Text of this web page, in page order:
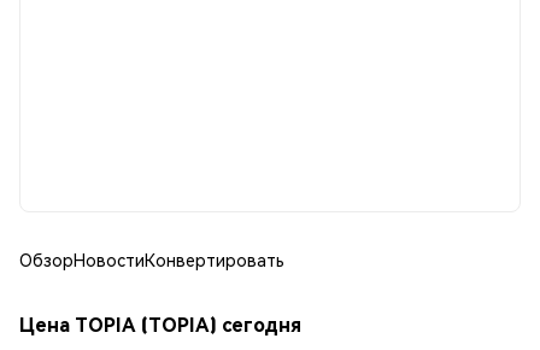
ОбзорНовостиКонвертировать
Цена TOPIA (TOPIA) сегодня